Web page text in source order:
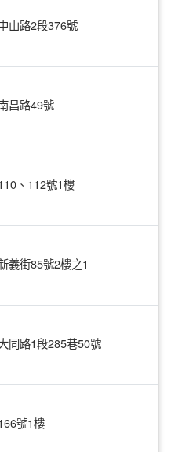
山路2段376號
昌路49號
、112號1樓
義街85號2樓之1
同路1段285巷50號
號1樓